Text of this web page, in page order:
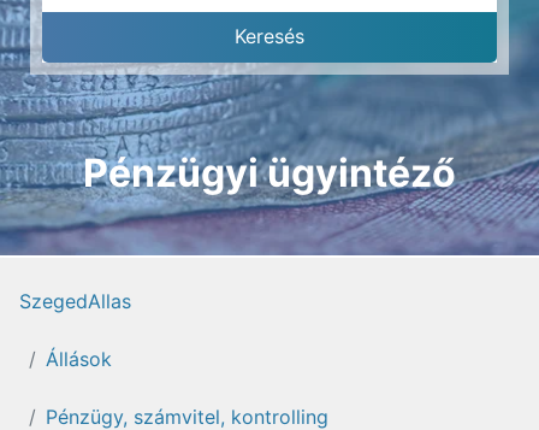
Pénzügyi ügyintéző
SzegedAllas
Állások
Pénzügy, számvitel, kontrolling